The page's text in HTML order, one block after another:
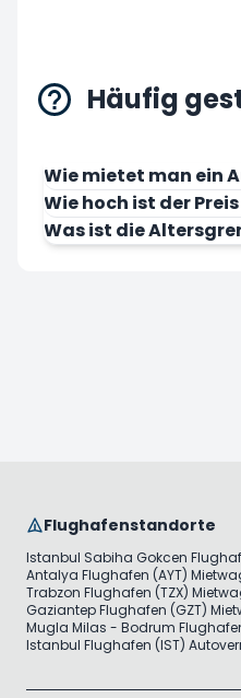
Häufig
Wie mietet man ein
Wie hoch ist der
Was ist die
Flughafenstandorte
Istanbul Sabiha Gokcen
Antalya Flughafen (AYT)
Trabzon Flughafen (TZX)
Gaziantep Flughafen (GZT)
Mugla Milas - Bodrum
Istanbul Flughafen (IST)